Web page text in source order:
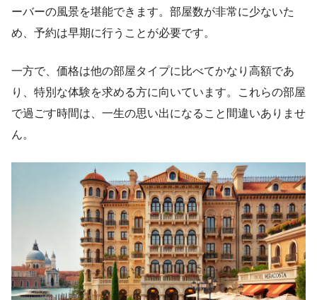
ーバーの風景を堪能できます。部屋数が非常に少ないた
め、予約は早期に行うことが必要です。
一方で、価格は他の部屋タイプに比べてかなり高額であ
り、特別な体験を求める方に向いています。これらの部屋
で過ごす時間は、一生の思い出になること間違いありませ
ん。